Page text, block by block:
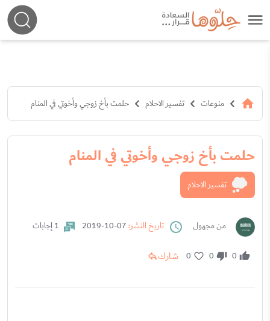
منوعات تفسير الاحلام حلمت بأخ زوجي وأخوتي في المنام
حلمت بأخ زوجي وأخوتي في المنام
تفسير الاحلام
من مجهول تاريخ النشر: 1 إجابات
0
0
0 شارك